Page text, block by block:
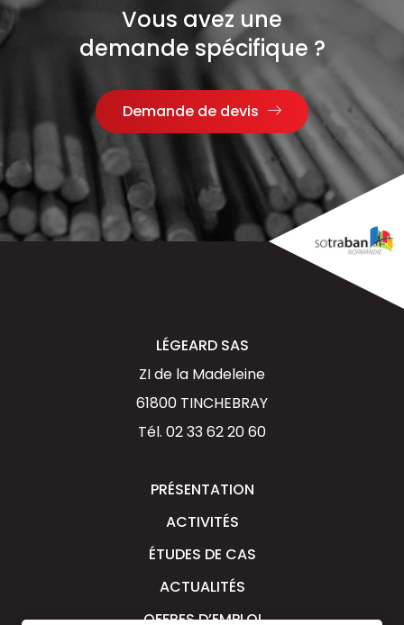
Vous avez une
demande spécifique ?
Demande de devis
LÉGEARD SAS
ZI de la Madeleine
61800 TINCHEBRAY
Tél. 02 33 62 20 60
PRÉSENTATION
ACTIVITÉS
ÉTUDES DE CAS
ACTUALITÉS
OFFRES D’EMPLOI